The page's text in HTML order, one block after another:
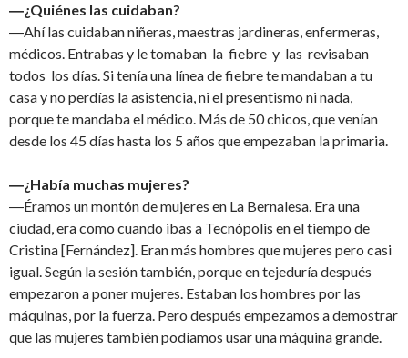
―¿Quiénes las cuidaban?
―Ahí las cuidaban niñeras, maestras jardineras, enfermeras,
médicos. Entrabas y le tomaban la fiebre y las revisaban
todos los días. Si tenía una línea de fiebre te mandaban a tu
casa y no perdías la asistencia, ni el presentismo ni nada,
porque te mandaba el médico. Más de 50 chicos, que venían
desde los 45 días hasta los 5 años que empezaban la primaria.
―¿Había muchas mujeres?
―Éramos un montón de mujeres en La Bernalesa. Era una
ciudad, era como cuando ibas a Tecnópolis en el tiempo de
Cristina [Fernández]. Eran más hombres que mujeres pero casi
igual. Según la sesión también, porque en tejeduría después
empezaron a poner mujeres. Estaban los hombres por las
máquinas, por la fuerza. Pero después empezamos a demostrar
que las mujeres también podíamos usar una máquina grande.